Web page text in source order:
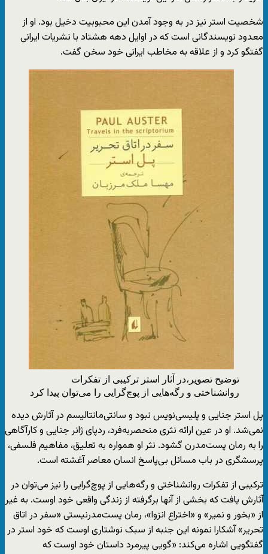
شخصیت استر نیز در به‌ وجود آمدن این محبوبیت دخیل بود. او از
معدود نویسندگانی‌ است که در اوایل دهه هشتاد با نشریات ایرانی
گفتگو کرد و از علاقه به مخاطب ایرانی خود سخن گفت.
توضیح تصویر،در آثار استر ترکیبی از تفکرات
روانشناختی و رگه‌هایی از پوچ‌گرایی را می‌توان پیدا کرد
پل استر جنایی و پلیسی‌نویس نبود و سانتی‌مانتالیسم در آثارش دیده
نمی‌شد. او در عین ارائه نثری منحصربه‌فرد، ردپای ژانر جنایی و کارآگاهی
را به رمان پست‌مدرن گشود. نثر او همواره به تعلیق، مفاهیم فلسفی،
پرسشگری در باب مسائل بی‌پاسخ انسان معاصر آغشته است.
ترکیبی از تفکرات روانشناختی و رگه‌هایی از پوچ‌گرایی را نیز می‌توان در
آثارش یافت که بخشی از آنها برگرفته از زندگی واقعی خود اوست. به غیر
از «بخور و نمیر» و «اختراع انزوا»، رمان پست‌مدرنیستی «سفر در اتاق
تحریر» آشکارا نمونه این جنبه از سبک نوشتاری اوست که خود استر در
گفتگویی اشاره می‌کند: «گویی پیرمرد داستان خود اوست که